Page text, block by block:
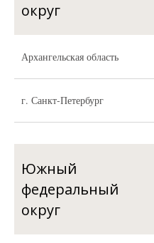
округ
Архангельская область
г. Санкт-Петербург
Южный
федеральный
округ